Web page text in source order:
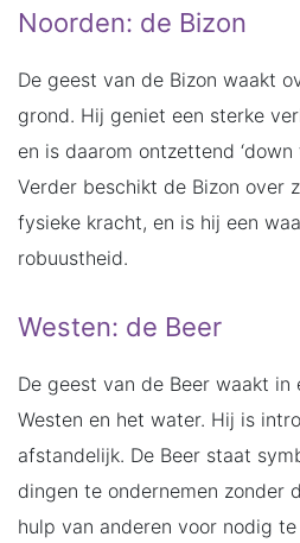
Noorden: de Bizon
De geest van de Bizon waakt
grond. Hij geniet een sterke
en is daarom ontzettend
Verder beschikt de Bizon over
fysieke kracht, en is hij een
robuustheid.
Westen: de Beer
De geest van de Beer waakt in
Westen en het water. Hij is
afstandelijk. De Beer staat
dingen te ondernemen zonder
hulp van anderen voor nodig